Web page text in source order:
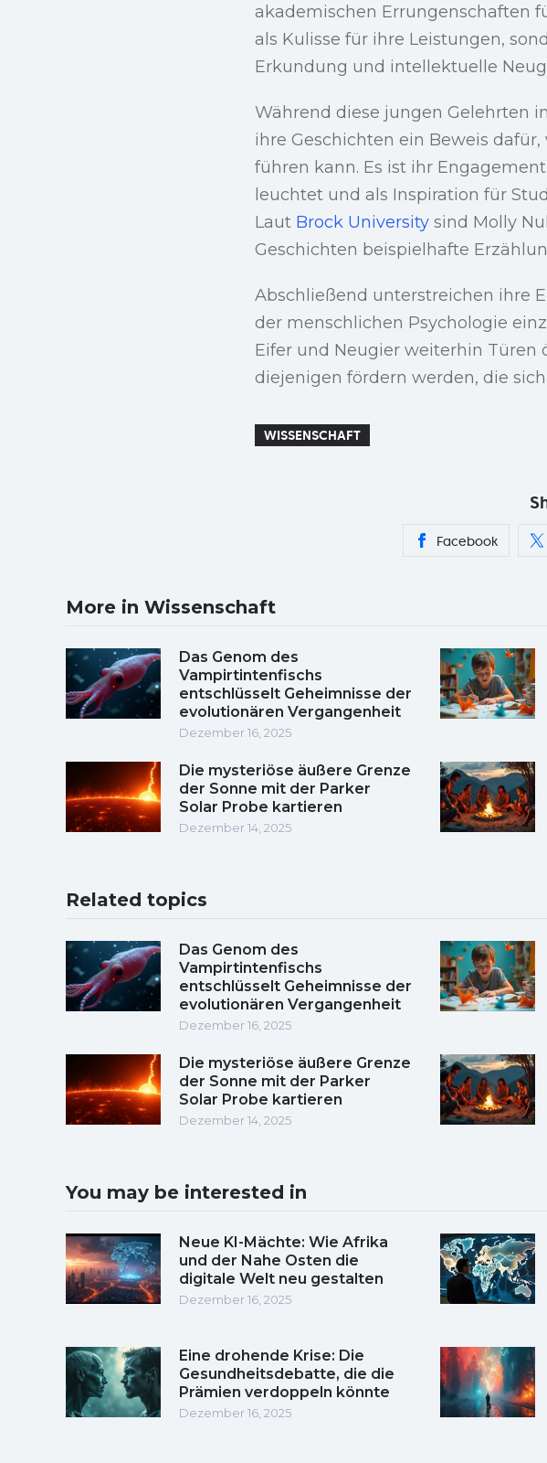
akademischen Errungenschaften
als Kulisse für ihre Leistungen,
Erkundung und intellektuelle
Während diese jungen Gelehrten
ihre Geschichten ein Beweis
führen kann. Es ist ihr
leuchtet und als Inspiration für
Laut Brock University sind Molly
Geschichten beispielhafte
Abschließend unterstreichen ihre
der menschlichen Psychologie
Eifer und Neugier weiterhin Türen
diejenigen fördern werden, die
WISSENSCHAFT
Facebook
More in Wissenschaft
Das Genom des
Vampirtintenfischs
entschlüsselt Geheimnisse der
evolutionären Vergangenheit
Dezember 16, 2025
Die mysteriöse äußere Grenze
der Sonne mit der Parker
Solar Probe kartieren
Dezember 14, 2025
Related topics
Das Genom des
Vampirtintenfischs
entschlüsselt Geheimnisse der
evolutionären Vergangenheit
Dezember 16, 2025
Die mysteriöse äußere Grenze
der Sonne mit der Parker
Solar Probe kartieren
Dezember 14, 2025
You may be interested in
Neue KI-Mächte: Wie Afrika
und der Nahe Osten die
digitale Welt neu gestalten
Dezember 16, 2025
Eine drohende Krise: Die
Gesundheitsdebatte, die die
Prämien verdoppeln könnte
Dezember 16, 2025